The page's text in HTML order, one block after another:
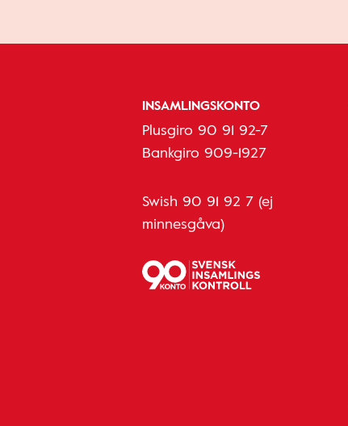
INSAMLINGSKONTO
Plusgiro 90 91 92-7
Bankgiro 909-1927
Swish 90 91 92 7 (ej
minnesgåva)